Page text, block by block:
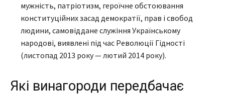
мужність, патріотизм, героїчне обстоювання
конституційних засад демократії, прав і свобод
людини, самовіддане служіння Українському
народові, виявлені під час Революції Гідності
(листопад 2013 року — лютий 2014 року).
Які винагороди передбачає